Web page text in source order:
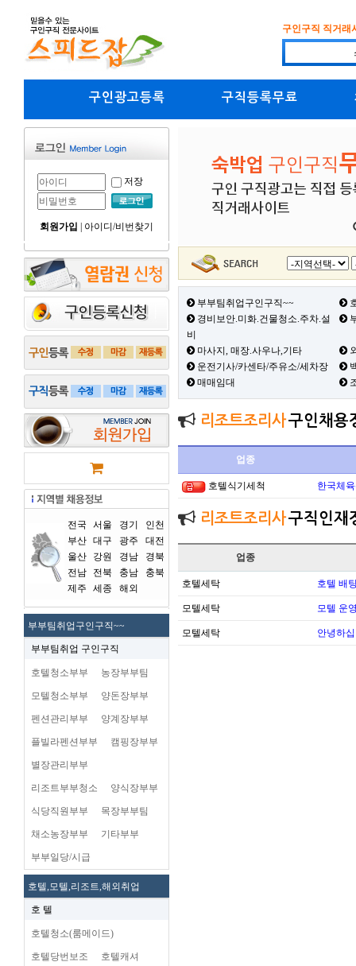
구인구직 직거래
구인광고등록 구직등록무료
저장
회원가입 아이디/비번찾기
전국 서울 경기
인천
부산 대구 광주
대전
울산
강원 경남
경북
전남
전북 충남
충북
제주
세종 해외
부부팀취업구인구직~~
부부팀취업 구인구직
호텔청소부부 농장부부팀
모텔청소부부 양돈장부부
펜션관리부부 양계장부부
플빌라펜션부부 캠핑장부부
별장관리부부
리조트부부청소 양식장부부
식당직원부부 목장부부팀
채소농장부부 기타부부
부부일당/시급
호텔,모텔,리조트,해외취업
호 텔
호텔청소(룸메이드)
호텔당번보조 호텔캐셔
부부팀취업구인구직~~
경비보안.미화.건물청소.주차.설
비
마사지, 매장.사우나,기타
운전기사/카센타/주유소/세차장
매매임대
리조트조리사구인채용
업종
호텔식기세척 한국체
리조트조리사구직인재
업종
호텔세탁 호텔 배
모텔세탁 모텔 운
모텔세탁 안녕하